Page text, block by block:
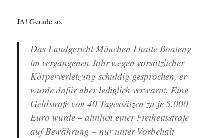
JA! Gerade so.
Das Landgericht München I hatte Boateng
im vergangenen Jahr wegen vorsätzlicher
Körperverletzungschuldig gesprochen, er
wurde dafür aber lediglich verwarnt. Eine
Geldstrafe von 40 Tagessätzen zu je 5.000
Euro wurde – ähnlich einer Freiheitsstrafe
auf Bewährung – nur unter Vorbehalt